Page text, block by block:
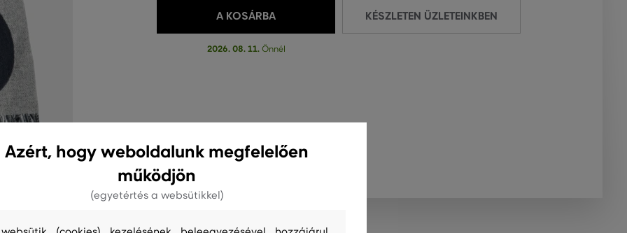
A KOSÁRBA
2026. 08. 11.Önnél
KÉSZLETEN ÜZLETEINKBEN
Azért, hogy weboldalunk megfelelően
működjön
(egyetértés a websütikkel)